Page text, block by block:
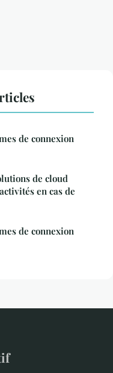
de connexion
de cloud
en cas de
de connexion